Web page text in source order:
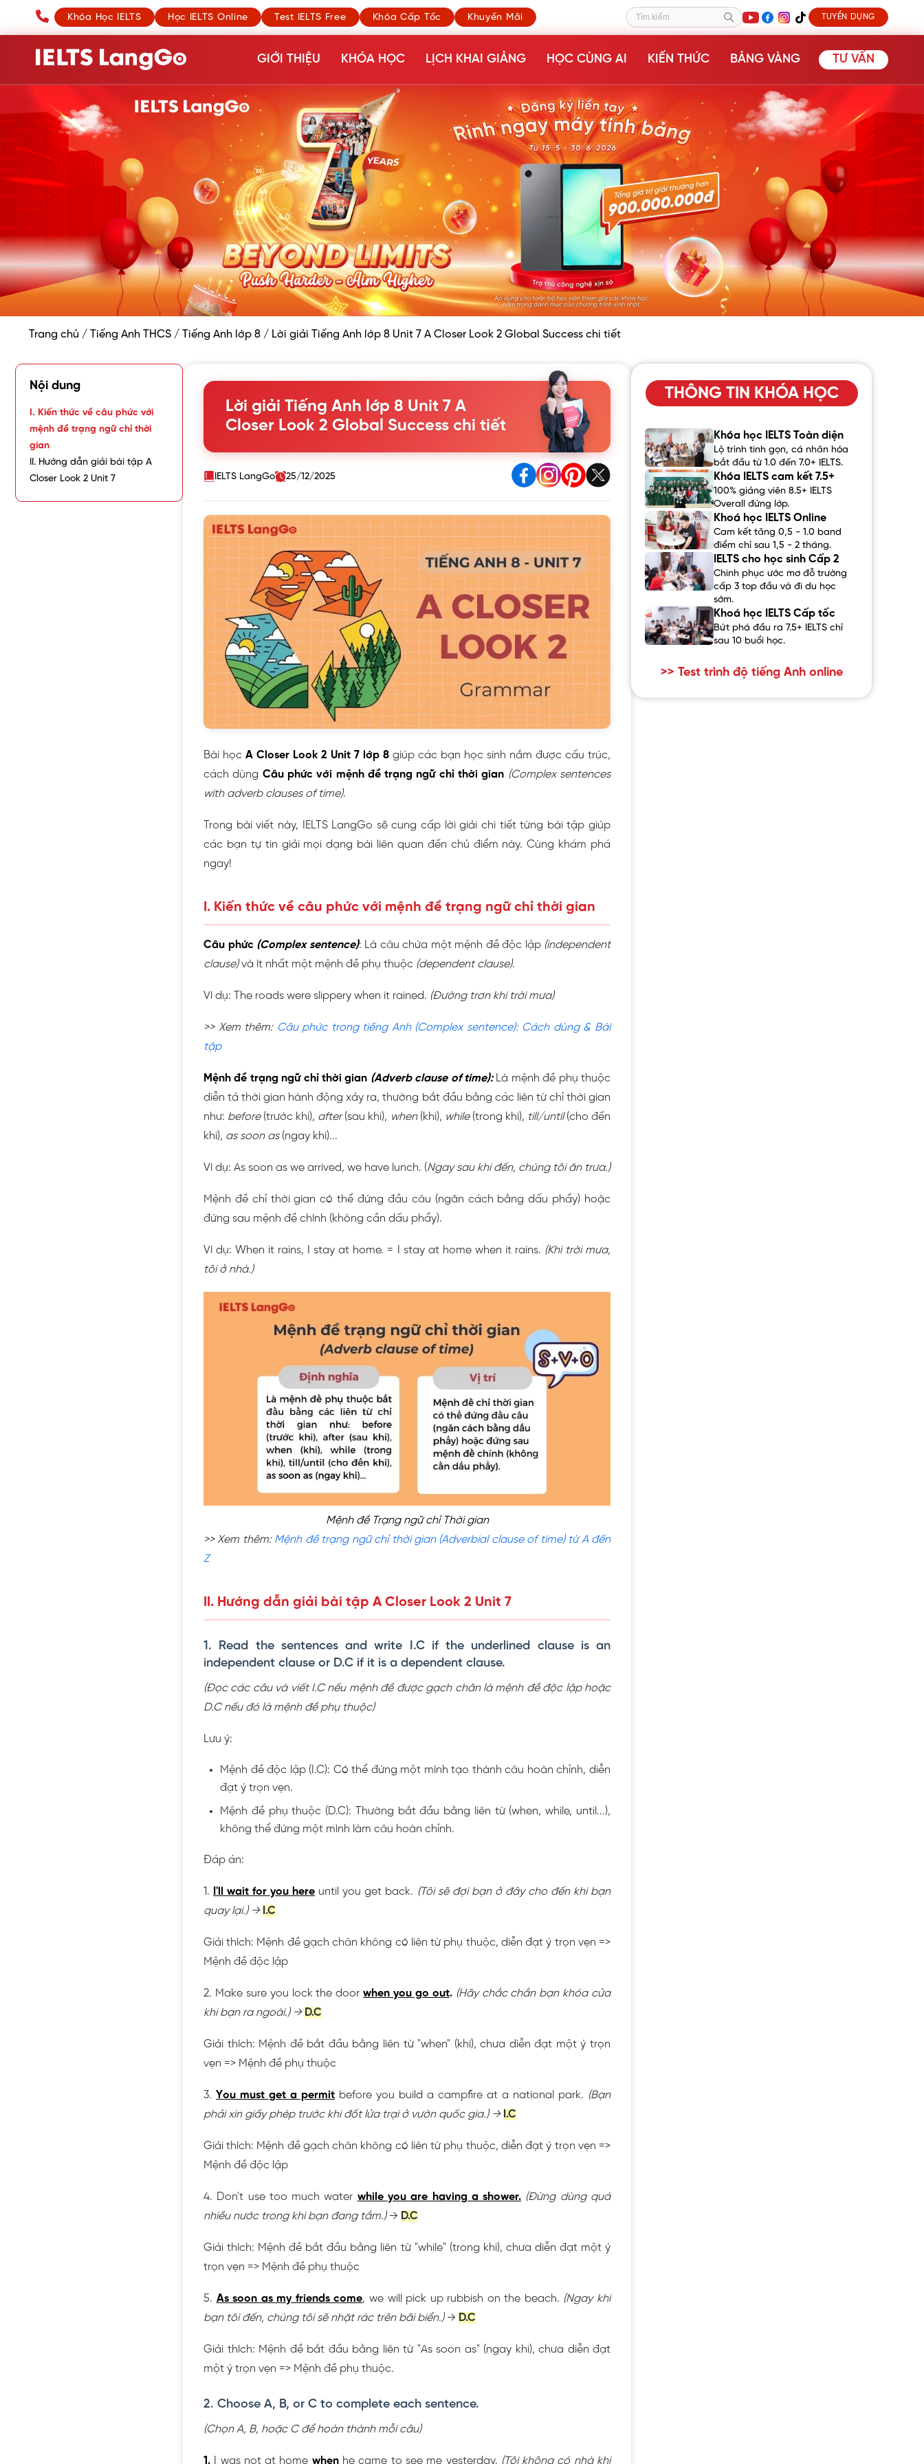
Khóa Học IELTS Học IELTS Online Test IELTS Free Khóa Cấp Tốc Khuyến Mãi Tìm kiếm TUYỂN DỤNG
GIỚI THIỆU KHÓA HỌC LỊCH KHAI GIẢNG HỌC CÙNG AI KIẾN THỨC BẢNG VÀNG TƯ VẤN
Trang chủ / Tiếng Anh THCS / Tiếng Anh lớp 8 / Lời giải Tiếng Anh lớp 8 Unit 7 A Closer Look 2 Global Success chi tiết
Nội dung
I. Kiến thức về câu phức với
mệnh đề trạng ngữ chỉ thời
gian
II. Hướng dẫn giải bài tập A
Closer Look 2 Unit 7
Lời giải Tiếng Anh lớp 8 Unit 7 A
Closer Look 2 Global Success chi tiết
IELTS LangGo 25/12/2025
Bài học A Closer Look 2 Unit 7 lớp 8 giúp các bạn học sinh nắm được cấu trúc,
cách dùng Câu phức với mệnh đề trạng ngữ chỉ thời gian (Complex sentences
with adverb clauses of time).
Trong bài viết này, IELTS LangGo sẽ cung cấp lời giải chi tiết từng bài tập giúp
các bạn tự tin giải mọi dạng bài liên quan đến chủ điểm này. Cùng khám phá
ngay!
I. Kiến thức về câu phức với mệnh đề trạng ngữ chỉ thời gian
Câu phức (Complex sentence): Là câu chứa một mệnh đề độc lập (independent
clause)và ít nhất một mệnh đề phụ thuộc (dependent clause).
Ví dụ: The roads were slippery when it rained. (Đường trơn khi trời mưa)
>> Xem thêm: Câu phức trong tiếng Anh (Complex sentence): Cách dùng & Bài
tập
Mệnh đề trạng ngữ chỉ thời gian (Adverb clause of time): Là mệnh đề phụ thuộc
diễn tả thời gian hành động xảy ra, thường bắt đầu bằng các liên từ chỉ thời gian
như: before(trước khi), after(sau khi), when(khi), while(trong khi), till/until(cho đến
khi), as soon as(ngay khi)...
Ví dụ: As soon as we arrived, we have lunch. (Ngay sau khi đến, chúng tôi ăn trưa.)
Mệnh đề chỉ thời gian có thể đứng đầu câu (ngăn cách bằng dấu phẩy) hoặc
đứng sau mệnh đề chính (không cần dấu phẩy).
Ví dụ: When it rains, I stay at home. = I stay at home when it rains. (Khi trời mưa,
tôi ở nhà.)
Mệnh đề Trạng ngữ chỉ Thời gian
>> Xem thêm: Mệnh đề trạng ngữ chỉ thời gian (Adverbial clause of time) từ A đến
Z
II. Hướng dẫn giải bài tập A Closer Look 2 Unit 7
1. Read the sentences and write I.C if the underlined clause is an
independent clause or D.C if it is a dependent clause.
(Đọc các câu và viết I.C nếu mệnh đề được gạch chân là mệnh đề độc lập hoặc
D.C nếu đó là mệnh đề phụ thuộc)
Lưu ý:
Mệnh đề độc lập (I.C): Có thể đứng một mình tạo thành câu hoàn chỉnh, diễn
đạt ý trọn vẹn.
Mệnh đề phụ thuộc (D.C): Thường bắt đầu bằng liên từ (when, while, until...),
không thể đứng một mình làm câu hoàn chỉnh.
Đáp án:
1. I'll wait for you here until you get back. (Tôi sẽ đợi bạn ở đây cho đến khi bạn
quay lại.) → I.C
Giải thích: Mệnh đề gạch chân không có liên từ phụ thuộc, diễn đạt ý trọn vẹn =>
Mệnh đề độc lập
2. Make sure you lock the doorwhen you go out. (Hãy chắc chắn bạn khóa cửa
khi bạn ra ngoài.) → D.C
Giải thích: Mệnh đề bắt đầu bằng liên từ "when" (khi), chưa diễn đạt một ý trọn
vẹn => Mệnh đề phụ thuộc
3. You must get a permit before you build a campfire at a national park. (Bạn
phải xin giấy phép trước khi đốt lửa trại ở vườn quốc gia.) → I.C
Giải thích: Mệnh đề gạch chân không có liên từ phụ thuộc, diễn đạt ý trọn vẹn =>
Mệnh đề độc lập
4. Don't use too much water while you are having a shower. (Đừng dùng quá
nhiều nước trong khi bạn đang tắm.)→ D.C
Giải thích: Mệnh đề bắt đầu bằng liên từ "while" (trong khi), chưa diễn đạt một ý
trọn vẹn => Mệnh đề phụ thuộc
5. As soon as my friends come, we will pick up rubbish on the beach. (Ngay khi
bạn tôi đến, chúng tôi sẽ nhặt rác trên bãi biển.)→ D.C
Giải thích: Mệnh đề bắt đầu bằng liên từ "As soon as" (ngay khi), chưa diễn đạt
một ý trọn vẹn => Mệnh đề phụ thuộc.
2. Choose A, B, or C to complete each sentence.
(Chọn A, B, hoặc C để hoàn thành mỗi câu)
1. I was not at home whenhe came to see me yesterday. (Tôi không có nhà khi
THÔNG TIN KHÓA HỌC
Khóa học IELTS Toàn diện
Lộ trình tinh gọn, cá nhân hóa
bắt đầu từ 1.0 đến 7.0+ IELTS.
Khóa IELTS cam kết 7.5+
100% giảng viên 8.5+ IELTS
Overall đứng lớp.
Khoá học IELTS Online
Cam kết tăng 0,5 - 1.0 band
điểm chỉ sau 1,5 - 2 tháng.
IELTS cho học sinh Cấp 2
Chinh phục ước mơ đỗ trường
cấp 3 top đầu và đi du học
sớm.
Khoá học IELTS Cấp tốc
Bứt phá đầu ra 7.5+ IELTS chỉ
sau 10 buổi học.
>> Test trình độ tiếng Anh online